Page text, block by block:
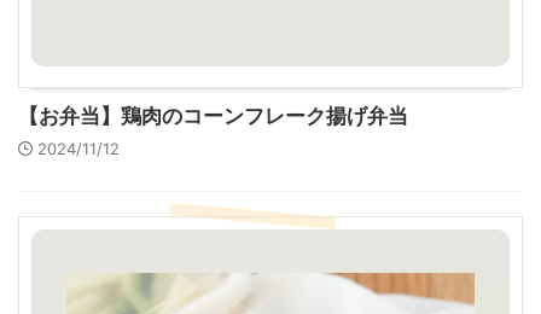
【お弁当】鶏肉のコーンフレーク揚げ弁当
2024/11/12